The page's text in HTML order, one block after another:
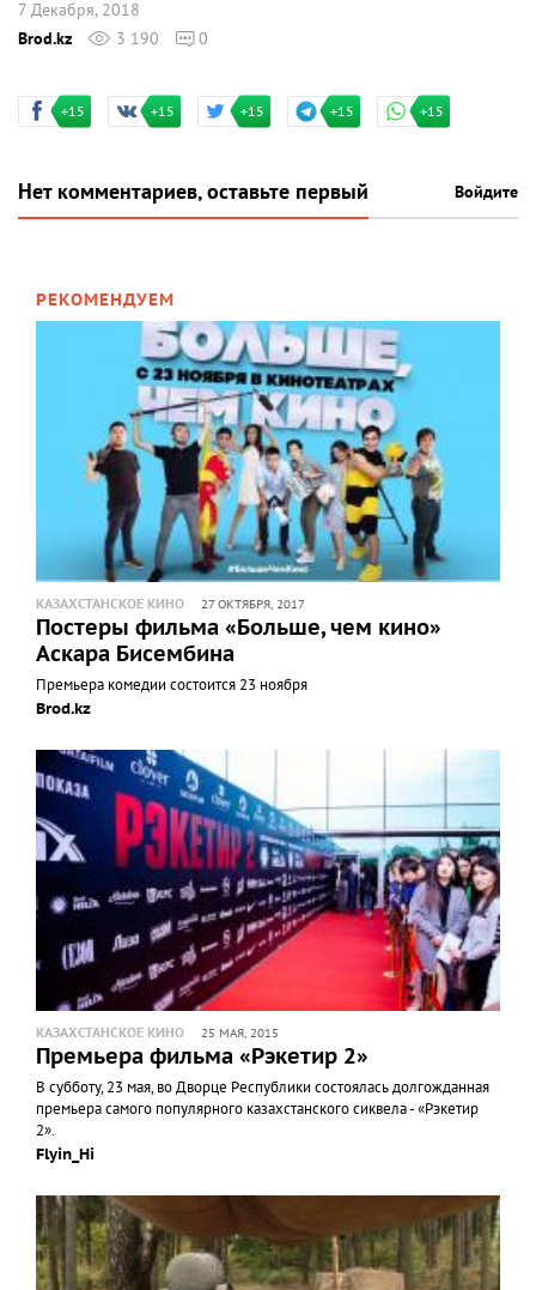
7 Декабря, 2018
Brod.kz
3 190 0
+15 +15 +15 +15 +15
Нет комментариев, оставьте первый Войдите
РЕКОМЕНДУЕМ
КАЗАХСТАНСКОЕ КИНО 27 ОКТЯБРЯ, 2017
Постеры фильма «Больше, чем кино»
Аскара Бисембина
Премьера комедии состоится 23 ноября
Brod.kz
КАЗАХСТАНСКОЕ КИНО 25 МАЯ, 2015
Премьера фильма «Рэкетир 2»
В субботу, 23 мая, во Дворце Республики состоялась долгожданная
премьера самого популярного казахстанского сиквела - «Рэкетир
2».
Flyin_Hi